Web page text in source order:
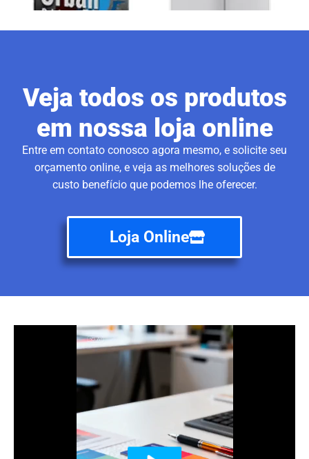
Veja todos os produtos
em nossa loja online
Entre em contato conosco agora mesmo, e solicite seu
orçamento online, e veja as melhores soluções de
custo benefício que podemos lhe oferecer.
Loja Online